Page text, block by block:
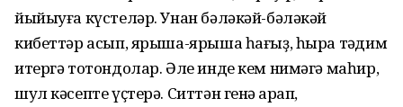
йыйыуға күстеләр. Унан бәләкәй-бәләкәй
кибеттәр асып, ярыша-ярыша һағыҙ, һыра тәҡдим
итергә тотондолар. Әле инде кем нимәгә маһир,
шул кәсепте үҫтерә. Ситтән генә ҡарап,